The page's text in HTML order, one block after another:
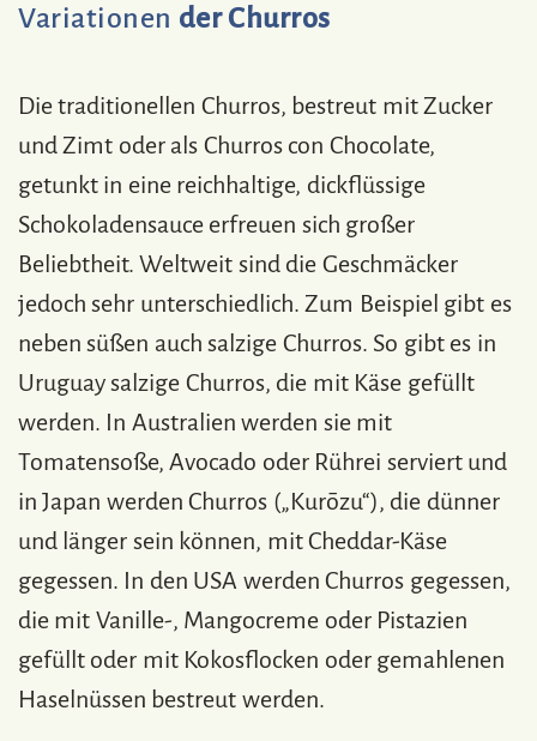
Variationen der Churros
Die traditionellen Churros, bestreut mit Zucker
und Zimt oder als Churros con Chocolate,
getunkt in eine reichhaltige, dickflüssige
Schokoladensauce erfreuen sich großer
Beliebtheit. Weltweit sind die Geschmäcker
jedoch sehr unterschiedlich. Zum Beispiel gibt es
neben süßen auch salzige Churros. So gibt es in
Uruguay salzige Churros, die mit Käse gefüllt
werden. In Australien werden sie mit
Tomatensoße, Avocado oder Rührei serviert und
in Japan werden Churros („Kurōzu“), die dünner
und länger sein können, mit Cheddar-Käse
gegessen. In den USA werden Churros gegessen,
die mit Vanille-, Mangocreme oder Pistazien
gefüllt oder mit Kokosflocken oder gemahlenen
Haselnüssen bestreut werden.